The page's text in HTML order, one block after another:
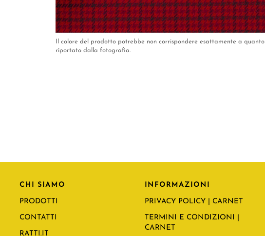
Il colore del prodotto potrebbe non corrispondere esattamente a quanto
riportato dalla fotografia.
CHI SIAMO
PRODOTTI
CONTATTI
RATTI.IT
INFORMAZIONI
PRIVACY POLICY | CARNET
TERMINI E CONDIZIONI |
CARNET